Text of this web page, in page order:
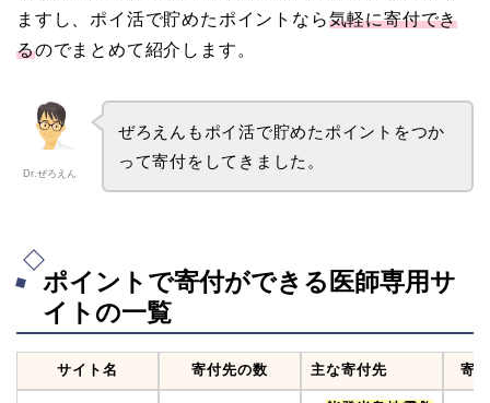
ますし、ポイ活で貯めたポイントなら気軽に寄付でき
るのでまとめて紹介します。
Dr.ぜろえん
ぜろえんもポイ活で貯めたポイントをつか
って寄付をしてきました。
ポイントで寄付ができる医師専用サ
イトの一覧
サイト名 寄付先の数 主な寄付先 寄